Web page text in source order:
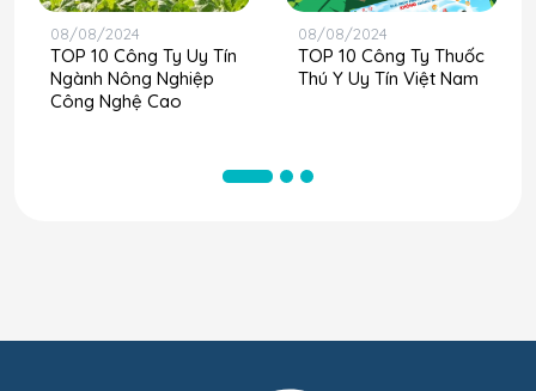
08/08/2024
TOP 10 Công Ty Uy Tín
Ngành Nông Nghiệp
Công Nghệ Cao
08/08/2024
TOP 10 Công Ty Thuốc
Thú Y Uy Tín Việt Nam